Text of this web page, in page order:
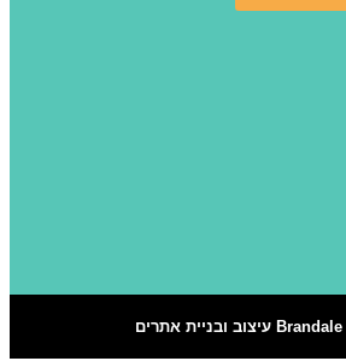
Brandale עיצוב ובניית אתרים